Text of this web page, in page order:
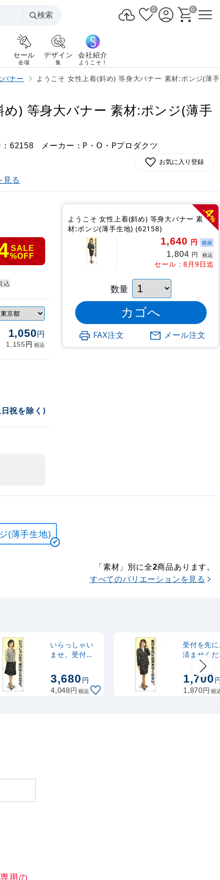
検索
0 0
セール
会場
デザイン
集
会社紹介
ようこそ！
ナー ようこそ 女性上着(斜め) 等身大バナー 素材:ポンジ(薄
) 等身大バナー 素材:ポンジ(薄手
62158 メーカー：P・O・Pプロダクツ
お気に入り登録
見る
SALE
%OFF
込
1,050円
1,155円 税込
祝を除く)
-
4
%
ようこそ 女性上着(斜め) 等身大バナー 素
材:ポンジ(薄手生地) (62158)
1,640 円 税抜
1,804 円 税込
セール：8月9日迄
数量
FAX注文 メール注文
(薄手生地)
「素材」別に全2商品あります。
すべてのバリエーションを見る
いらっしゃい
ませ。受付は
性ベスト 等身
大バナー 素材:
トロマット(厚
3,680円
4,048円 税込
受付を先
済ませく
い 等身大
ー 素材:ポ
(薄手生地)
(61703)
1,700
1,870円 税
用の